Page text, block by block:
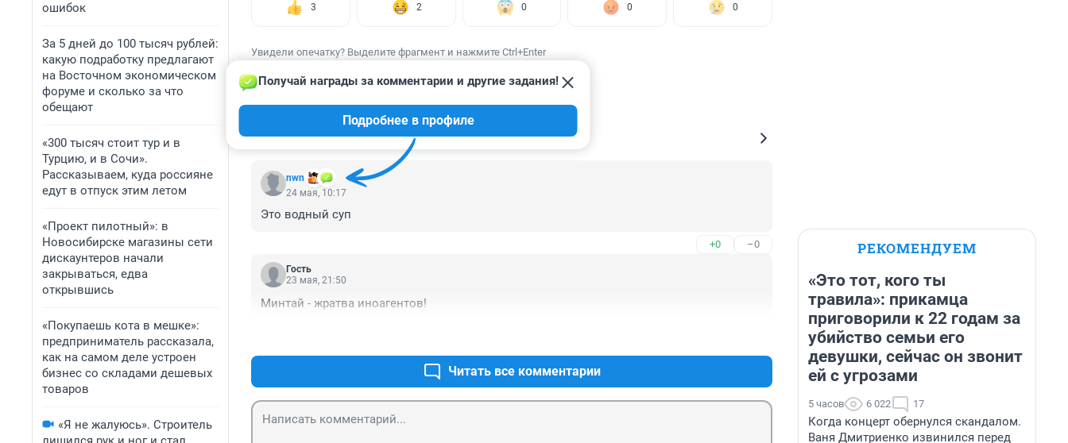
ошибок
За 5 дней до 100 тысяч рублей:
какую подработку предлагают
на Восточном экономическом
форуме и сколько за что
обещают
«300 тысяч стоит тур и в
Турцию, и в Сочи».
Рассказываем, куда россияне
едут в отпуск этим летом
«Проект пилотный»: в
Новосибирске магазины сети
дискаунтеров начали
закрываться, едва
открывшись
«Покупаешь кота в мешке»:
предприниматель рассказала,
как на самом деле устроен
бизнес со складами дешевых
товаров
«Я не жалуюсь». Строитель
3 2 0 0 0
Увидели опечатку? Выделите фрагмент и нажмите Ctrl+Enter
КОММЕНТАРИИ 23
nwn
Получай награды за комментарии и другие задания!
Подробнее в профиле
24 мая, 10:17
Это водный суп
+0 –0
Гость
23 мая, 21:50
Минтай - жратва иноагентов!
Читать все комментарии
РЕКОМЕНДУЕМ
«Это тот, кого ты
травила»: прикамца
приговорили к 22 годам за
убийство семьи его
девушки, сейчас он звонит
ей с угрозами
5 часов 6 022 17
Когда концерт обернулся скандалом.
Ваня Дмитриенко извинился перед